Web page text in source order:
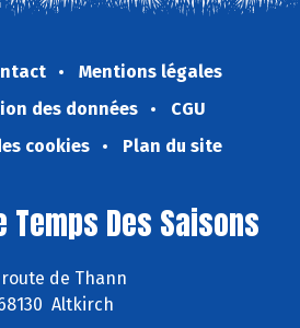
Mentions légales
des données
CGU
cookies
Plan du site
Temps Des Saisons
route de Thann
Altkirch